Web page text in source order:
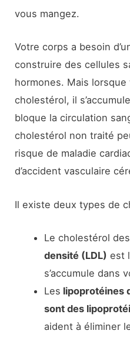
vous mangez.
Votre corps a besoin
construire des cellules
hormones. Mais
cholestérol, il
bloque la circulation
cholestérol non traité
risque de maladie
d’accident vasculaire
Il existe deux types de
Le cholestérol des
densité (LDL) est
s’accumule dans
Les lipoprotéines
sont des
aident à éliminer